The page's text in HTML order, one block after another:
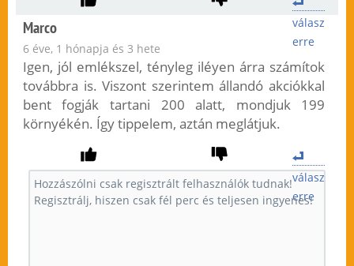
válasz
erre
Marco
6 éve, 1 hónapja és 3 hete
Igen, jól emlékszel, tényleg iléyen árra számítok
továbbra is. Viszont szerintem állandó akciókkal
bent fogják tartani 200 alatt, mondjuk 199
környékén. Így tippelem, aztán meglátjuk.
válasz
erre